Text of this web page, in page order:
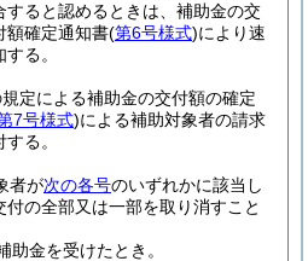
すると認めるときは、補助金の交
額確定通知書(第6号様式)により速
る。
定による補助金の交付額の確定
7号様式)による補助対象者の請求
る。
者が次の各号のいずれかに該当し
の全部又は一部を取り消すこと
助金を受けたとき。